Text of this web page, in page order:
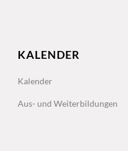
KALENDER
Kalender
Aus- und Weiterbildungen